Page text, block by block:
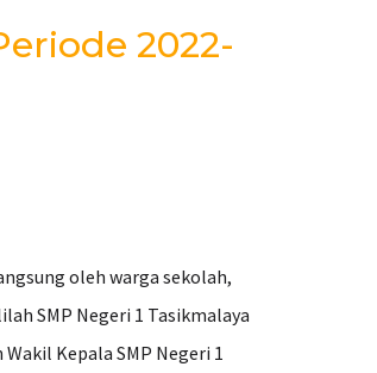
2022-
oleh warga sekolah,
SMP Negeri 1 Tasikmalaya
Kepala SMP Negeri 1